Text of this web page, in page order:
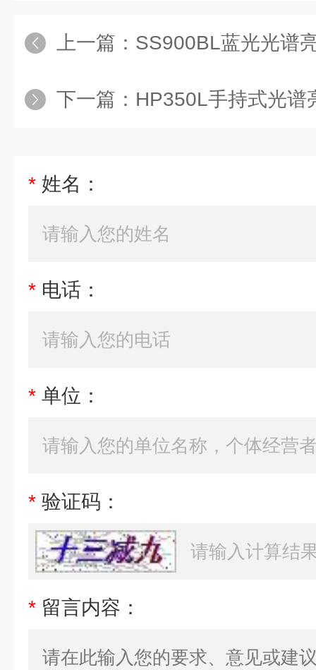
上一篇： SS900BL蓝光光谱
下一篇： HP350L手持式光谱
* 姓名：
* 电话：
* 单位：
* 验证码：
* 留言内容：